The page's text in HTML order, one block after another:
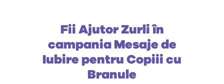
Fii Ajutor Zurli în
campania Mesaje de
Iubire pentru Copiii cu
Branule